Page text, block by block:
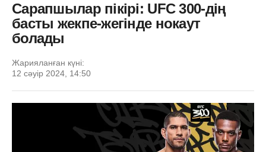
Сарапшылар пікірі: UFC 300-дің
басты жекпе-жегінде нокаут
болады
Жарияланған күні:
12 сәуір 2024, 14:50